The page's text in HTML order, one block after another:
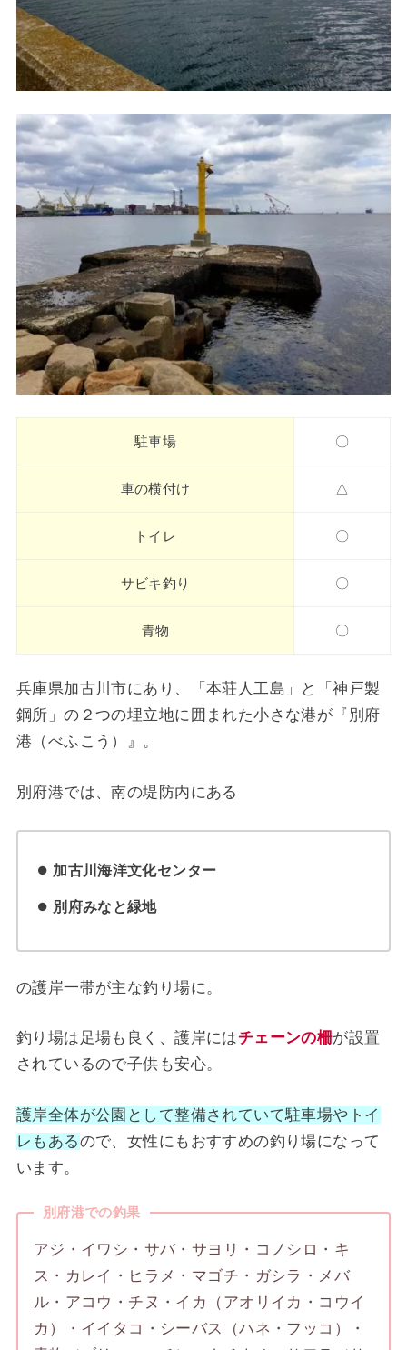
駐車場 〇
車の横付け △
トイレ 〇
サビキ釣り 〇
青物 〇
兵庫県加古川市にあり、「本荘人工島」と「神戸製
鋼所」の２つの埋立地に囲まれた小さな港が『別府
港（べふこう）』。
別府港では、南の堤防内にある
加古川海洋文化センター
別府みなと緑地
の護岸一帯が主な釣り場に。
釣り場は足場も良く、護岸にはチェーンの柵が設置
されているので子供も安心。
護岸全体が公園として整備されていて駐車場やトイ
レもあるので、女性にもおすすめの釣り場になって
います。
別府港での釣果
アジ・イワシ・サバ・サヨリ・コノシロ・キ
ス・カレイ・ヒラメ・マゴチ・ガシラ・メバ
ル・アコウ・チヌ・イカ（アオリイカ・コウイ
カ）・イイタコ・シーバス（ハネ・フッコ）・